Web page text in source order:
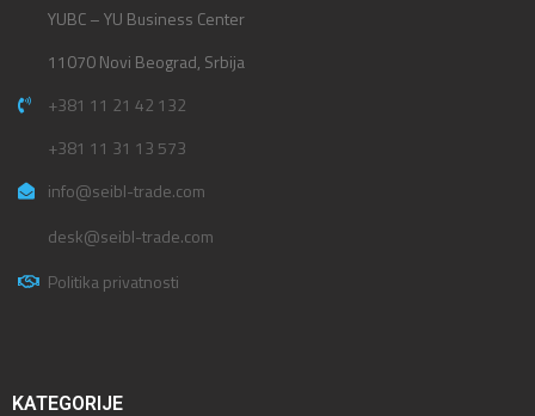
YUBC – YU Business Center
11070 Novi Beograd, Srbija
+381 11 21 42 132
+381 11 31 13 573
info@seibl-trade.com
desk@seibl-trade.com
Politika privatnosti
KATEGORIJE